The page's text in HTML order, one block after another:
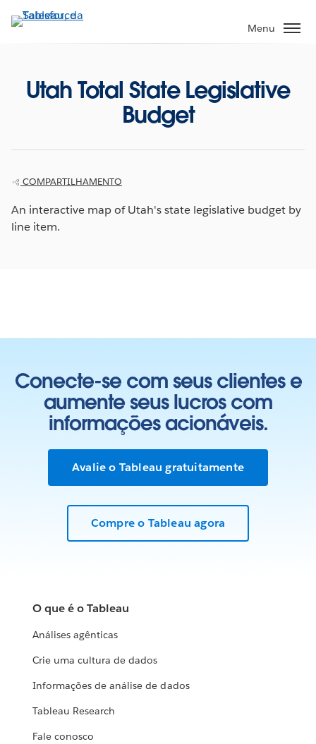
Pular
para
Menu
Utah Total State Legislative
Budget
COMPARTILHAMENTO
An interactive map of Utah's state legislative budget by
line item.
Conecte-se com seus clientes e
aumente seus lucros com
informações acionáveis.
Avalie o Tableau gratuitamente
Compre o Tableau agora
O que é o Tableau
Análises agênticas
Crie uma cultura de dados
Informações de análise de dados
Tableau Research
Fale conosco